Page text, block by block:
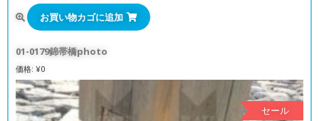
お買い物カゴに追加
01-0179錦帯橋photo
価格: ¥0
セール